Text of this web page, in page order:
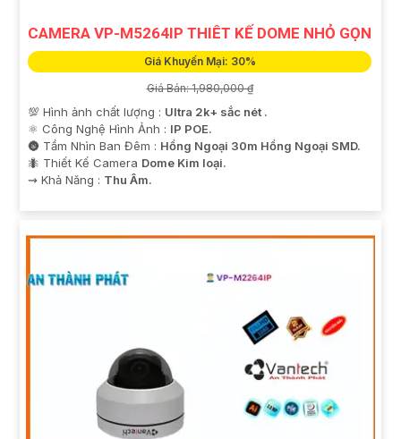
CAMERA VP-M5264IP THIÊT KẾ DOME NHỎ GỌN
Giá Khuyến Mại: 30%
Giá Bán: 1,980,000 ₫
💯 Hình ảnh chất lượng : Ultra 2k+ sắc nét .
⚛️ Công Nghệ Hình Ảnh : IP POE.
🌚 Tầm Nhìn Ban Đêm : Hồng Ngoại 30m Hồng Ngoại SMD.
🐜 Thiết Kế Camera Dome Kim loại.
️⇝ Khả Năng : Thu Âm.